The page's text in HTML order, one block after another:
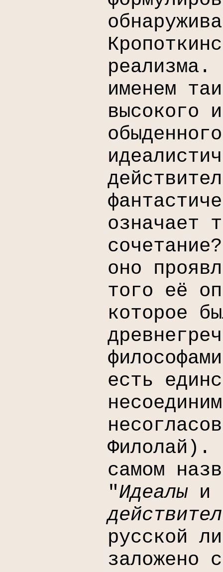
реализма.
именем
высокого
означает
оно
того её
которое
есть
Филолай).
самом
"Идеалы и
русской
заложено